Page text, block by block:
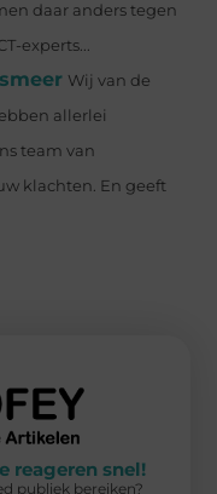
daar anders tegen
experts...
Wij van de
allerlei
team van
klachten. En geeft
reageren snel!
publiek bereiken?